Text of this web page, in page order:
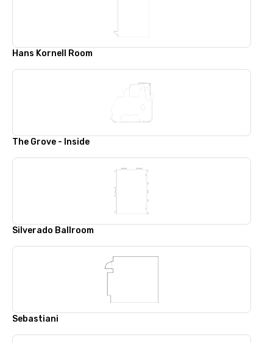
Hans Kornell Room
The Grove - Inside
Silverado Ballroom
Sebastiani